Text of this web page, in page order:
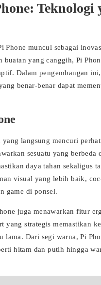
Teknologi
Phone muncul sebagai
yang canggih, Pi
Dalam pengembangan
benar-benar dapat
yang langsung mencuri
sesuatu yang
daya tahan sekaligus
visual yang lebih baik,
game di ponsel.
juga menawarkan fitur
strategis memastikan
lama. Dari segi warna, Pi
hitam dan putih hingga